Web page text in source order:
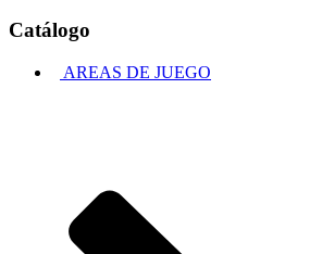
Catálogo
AREAS DE JUEGO